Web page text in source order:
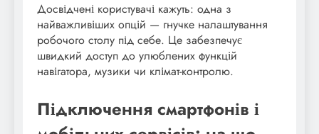
Досвідчені користувачі кажуть: одна з
найважливіших опцій — гнучке налаштування
робочого столу під себе. Це забезпечує
швидкий доступ до улюблених функцій
навігатора, музики чи клімат-контролю.
Підключення смартфонів і